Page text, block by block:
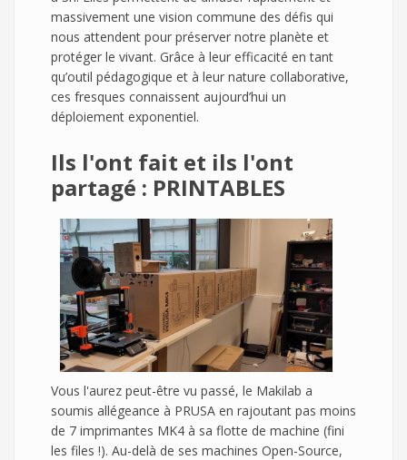
massivement une vision commune des défis qui
nous attendent pour préserver notre planète et
protéger le vivant. Grâce à leur efficacité en tant
qu’outil pédagogique et à leur nature collaborative,
ces fresques connaissent aujourd’hui un
déploiement exponentiel.
Ils l'ont fait et ils l'ont
partagé : PRINTABLES
Vous l'aurez peut-être vu passé, le Makilab a
soumis allégeance à PRUSA en rajoutant pas moins
de 7 imprimantes MK4 à sa flotte de machine (fini
les files !). Au-delà de ses machines Open-Source,